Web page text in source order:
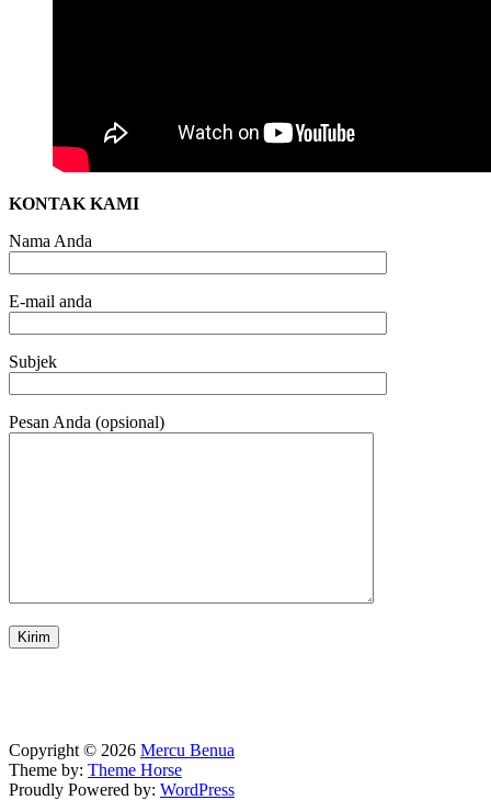
KONTAK KAMI
Nama Anda
E-mail anda
Subjek
Pesan Anda (opsional)
Copyright © 2026 Mercu Benua
Theme by: Theme Horse
Proudly Powered by: WordPress